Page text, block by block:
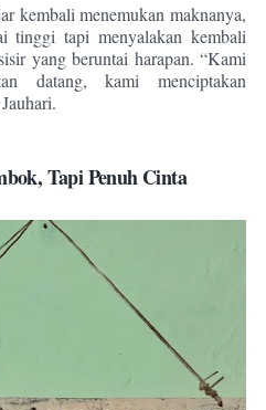
kembali menemukan maknanya,
tinggi tapi menyalakan kembali
yang beruntai harapan. “Kami
datang, kami menciptakan
Tapi Penuh Cinta